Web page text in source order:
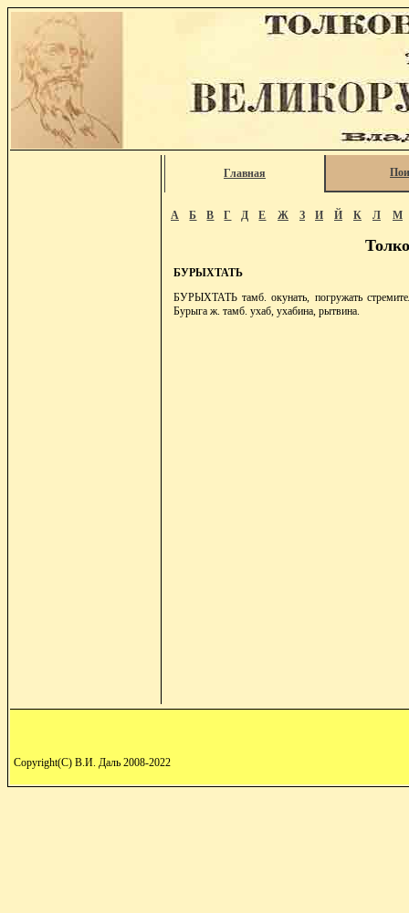
Главная
А Б В Г Д Е Ж З И Й К Л М
БУРЫХТАТЬ
БУРЫХТАТЬ тамб. окунать, погружать
Бурыга ж. тамб. ухаб, ухабина, рытвина.
Copyright(C) В.И. Даль 2008-2022